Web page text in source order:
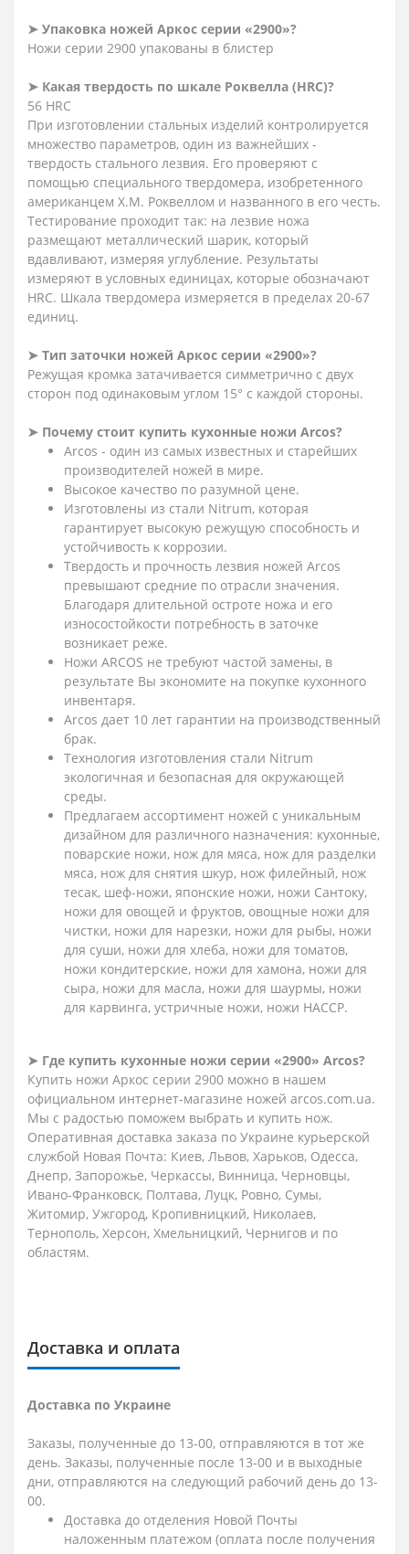
➤ Упаковка ножей Аркос серии «2900»?
Ножи серии 2900 упакованы в блистер
➤ Какая твердость по шкале Роквелла (HRC)?
56 HRC
При изготовлении стальных изделий контролируется
множество параметров, один из важнейших -
твердость стального лезвия. Его проверяют с
помощью специального твердомера, изобретенного
американцем Х.М. Роквеллом и названного в его честь.
Тестирование проходит так: на лезвие ножа
размещают металлический шарик, который
вдавливают, измеряя углубление. Результаты
измеряют в условных единицах, которые обозначают
HRC. Шкала твердомера измеряется в пределах 20-67
единиц.
➤ Тип заточки ножей Аркос серии «2900»?
Режущая кромка затачивается симметрично с двух
сторон под одинаковым углом 15° с каждой стороны.
➤ Почему стоит купить кухонные ножи Arcos?
Arcos - один из самых известных и старейших
производителей ножей в мире.
Высокое качество по разумной цене.
Изготовлены из стали Nitrum, которая
гарантирует высокую режущую способность и
устойчивость к коррозии.
Твердость и прочность лезвия ножей Arcos
превышают средние по отрасли значения.
Благодаря длительной остроте ножа и его
износостойкости потребность в заточке
возникает реже.
Ножи ARCOS не требуют частой замены, в
результате Вы экономите на покупке кухонного
инвентаря.
Arcos дает 10 лет гарантии на производственный
брак.
Технология изготовления стали Nitrum
экологичная и безопасная для окружающей
среды.
Предлагаем ассортимент ножей с уникальным
дизайном для различного назначения: кухонные,
поварские ножи, нож для мяса, нож для разделки
мяса, нож для снятия шкур, нож филейный, нож
тесак, шеф-ножи, японские ножи, ножи Сантоку,
ножи для овощей и фруктов, овощные ножи для
чистки, ножи для нарезки, ножи для рыбы, ножи
для суши, ножи для хлеба, ножи для томатов,
ножи кондитерские, ножи для хамона, ножи для
сыра, ножи для масла, ножи для шаурмы, ножи
для карвинга, устричные ножи, ножи HACCP.
➤ Где купить кухонные ножи серии «2900» Arcos?
Купить ножи Аркос серии 2900 можно в нашем
официальном интернет-магазине ножей arcos.com.ua.
Мы с радостью поможем выбрать и купить нож.
Оперативная доставка заказа по Украине курьерской
службой Новая Почта: Киев, Львов, Харьков, Одесса,
Днепр, Запорожье, Черкассы, Винница, Черновцы,
Ивано-Франковск, Полтава, Луцк, Ровно, Сумы,
Житомир, Ужгород, Кропивницкий, Николаев,
Тернополь, Херсон, Хмельницкий, Чернигов и по
областям.
Доставка и оплата
Доставка по Украине
Заказы, полученные до 13-00, отправляются в тот же
день. Заказы, полученные после 13-00 и в выходные
дни, отправляются на следующий рабочий день до 13-
00.
Доставка до отделения Новой Почты
наложенным платежом (оплата после получения